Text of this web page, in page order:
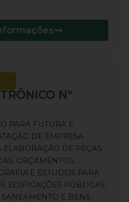
Nº
PARA FUTURA E
DE EMPRESA
DE PEÇAS
ORÇAMENTOS,
E ESTUDOS PARA
EDIFICAÇÕES PÚBLICAS,
E BENS